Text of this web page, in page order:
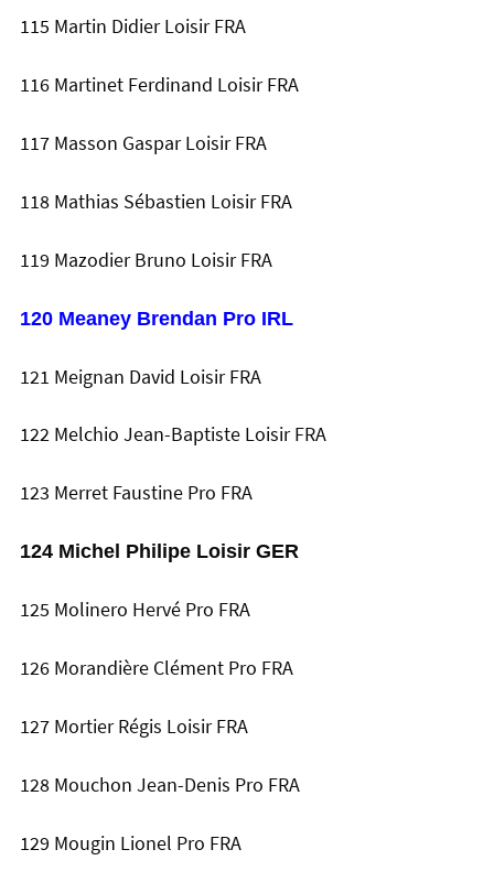
115 Martin Didier Loisir FRA
116 Martinet Ferdinand Loisir FRA
117 Masson Gaspar Loisir FRA
118 Mathias Sébastien Loisir FRA
119 Mazodier Bruno Loisir FRA
120 Meaney Brendan Pro IRL
121 Meignan David Loisir FRA
122 Melchio Jean-Baptiste Loisir FRA
123 Merret Faustine Pro FRA
124 Michel Philipe Loisir GER
125 Molinero Hervé Pro FRA
126 Morandière Clément Pro FRA
127 Mortier Régis Loisir FRA
128 Mouchon Jean-Denis Pro FRA
129 Mougin Lionel Pro FRA